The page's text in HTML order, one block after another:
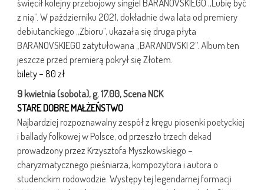
święcił kolejny przebojowy singiel BARANOVSKIEGO „Lubię być
z nią”. W październiku 2021, dokładnie dwa lata od premiery
debiutanckiego „Zbioru”, ukazała się druga płyta
BARANOVSKIEGO zatytułowana „BARANOVSKI 2”. Album ten
jeszcze przed premierą pokrył się Złotem.
bilety – 80 zł
9 kwietnia (sobota), g. 17.00, Scena NCK
STARE DOBRE MAŁŻEŃSTWO
Najbardziej rozpoznawalny zespół z kręgu piosenki poetyckiej
i ballady folkowej w Polsce, od przeszło trzech dekad
prowadzony przez Krzysztofa Myszkowskiego –
charyzmatycznego pieśniarza, kompozytora i autora o
studenckim rodowodzie. Występy tej legendarnej formacji